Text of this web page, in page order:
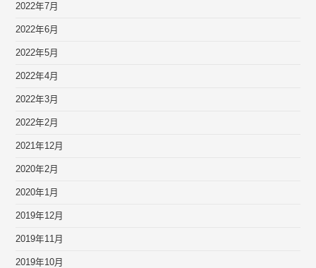
2022年7月
2022年6月
2022年5月
2022年4月
2022年3月
2022年2月
2021年12月
2020年2月
2020年1月
2019年12月
2019年11月
2019年10月